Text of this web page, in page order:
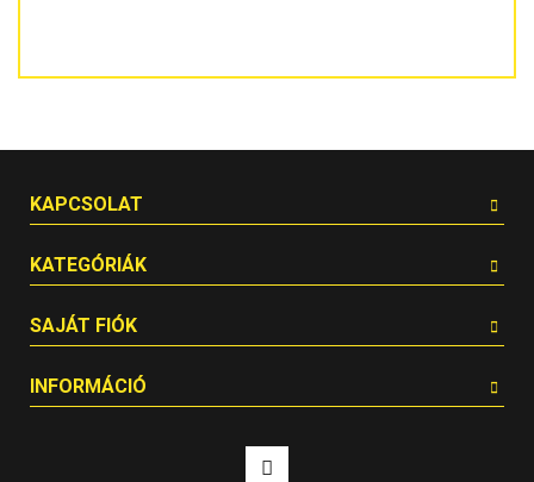
KAPCSOLAT
KATEGÓRIÁK
SAJÁT FIÓK
INFORMÁCIÓ